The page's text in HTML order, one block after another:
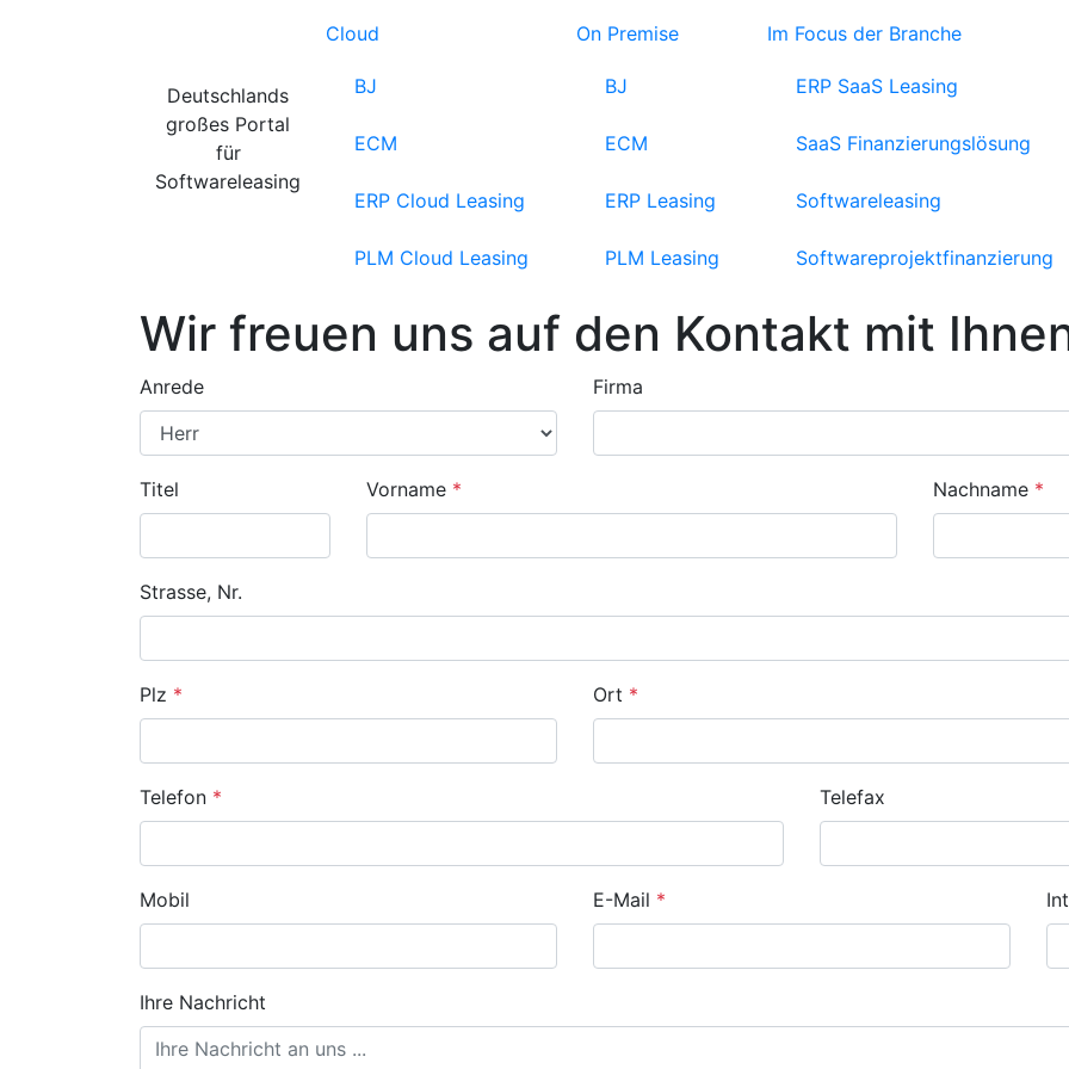
Deutschlands
großes Portal
für
Softwareleasing
Cloud
BJ
ECM
ERP Cloud Leasing
PLM Cloud Leasing
On Premise
BJ
ECM
ERP Leasing
PLM Leasing
Im Focus der Branche
ERP SaaS Leasing
SaaS Finanzierungslösung
Softwareleasing
Softwareprojektfinanzierung
Wir freuen uns auf den Kontakt mit
Anrede Firma
Titel Vorname * Nachname *
Strasse, Nr.
Plz * Ort *
Telefon * Telefax
Mobil E-Mail *
Ihre Nachricht